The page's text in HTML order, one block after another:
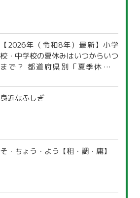
【2026年（令和8年）最新】小学
校・中学校の夏休みはいつからいつ
まで？ 都道府県別「夏季休暇一
身近なふしぎ
そ・ちょう・よう【租・調・庸】